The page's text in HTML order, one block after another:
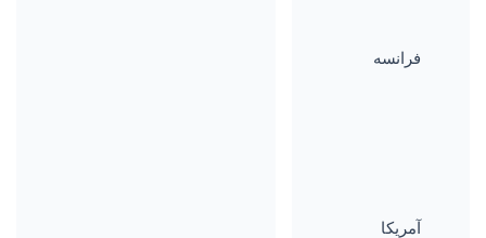
فرانسه
آمریکا